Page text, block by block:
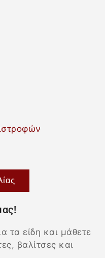
τα είδη και μάθετε
βαλίτσες και